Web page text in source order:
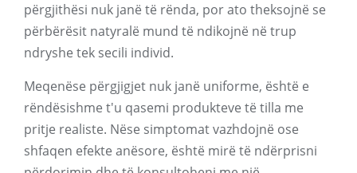
përgjithësi nuk janë të rënda, por ato theksojnë se
përbërësit natyralë mund të ndikojnë në trup
ndryshe tek secili individ.
Meqenëse përgjigjet nuk janë uniforme, është e
rëndësishme t'u qasemi produkteve të tilla me
pritje realiste. Nëse simptomat vazhdojnë ose
shfaqen efekte anësore, është mirë të ndërprisni